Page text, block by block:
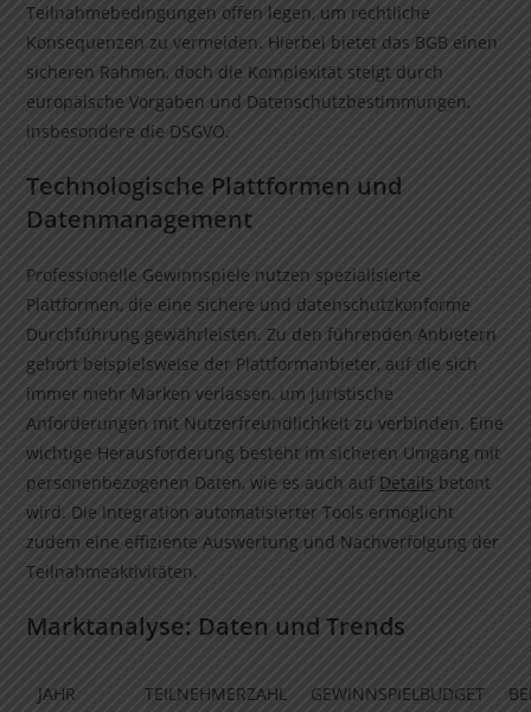
Teilnahmebedingungen offen legen, um rechtliche
Konsequenzen zu vermeiden. Hierbei bietet das BGB einen
sicheren Rahmen, doch die Komplexität steigt durch
europäische Vorgaben und Datenschutzbestimmungen,
insbesondere die DSGVO.
Technologische Plattformen und
Datenmanagement
Professionelle Gewinnspiele nutzen spezialisierte
Plattformen, die eine sichere und datenschutzkonforme
Durchführung gewährleisten. Zu den führenden Anbietern
gehört beispielsweise der Plattformanbieter, auf die sich
immer mehr Marken verlassen, um juristische
Anforderungen mit Nutzerfreundlichkeit zu verbinden. Eine
wichtige Herausforderung besteht im sicheren Umgang mit
personenbezogenen Daten, wie es auch auf Details betont
wird. Die Integration automatisierter Tools ermöglicht
zudem eine effiziente Auswertung und Nachverfolgung der
Teilnahmeaktivitäten.
Marktanalyse: Daten und Trends
JAHR
TEILNEHMERZAHL
GEWINNSPIELBUDGET